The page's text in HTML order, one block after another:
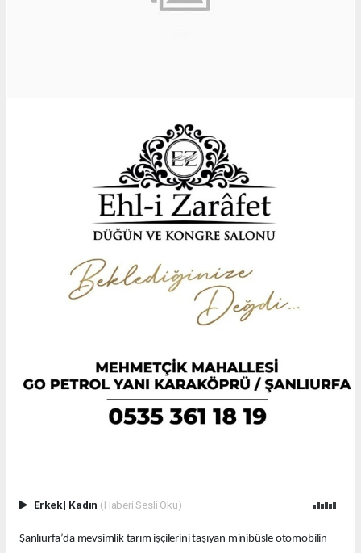
Erkek| Kadın (Haberi Sesli Oku)
Şanlıurfa’da mevsimlik tarım işçilerini taşıyan minibüsle otomobilin